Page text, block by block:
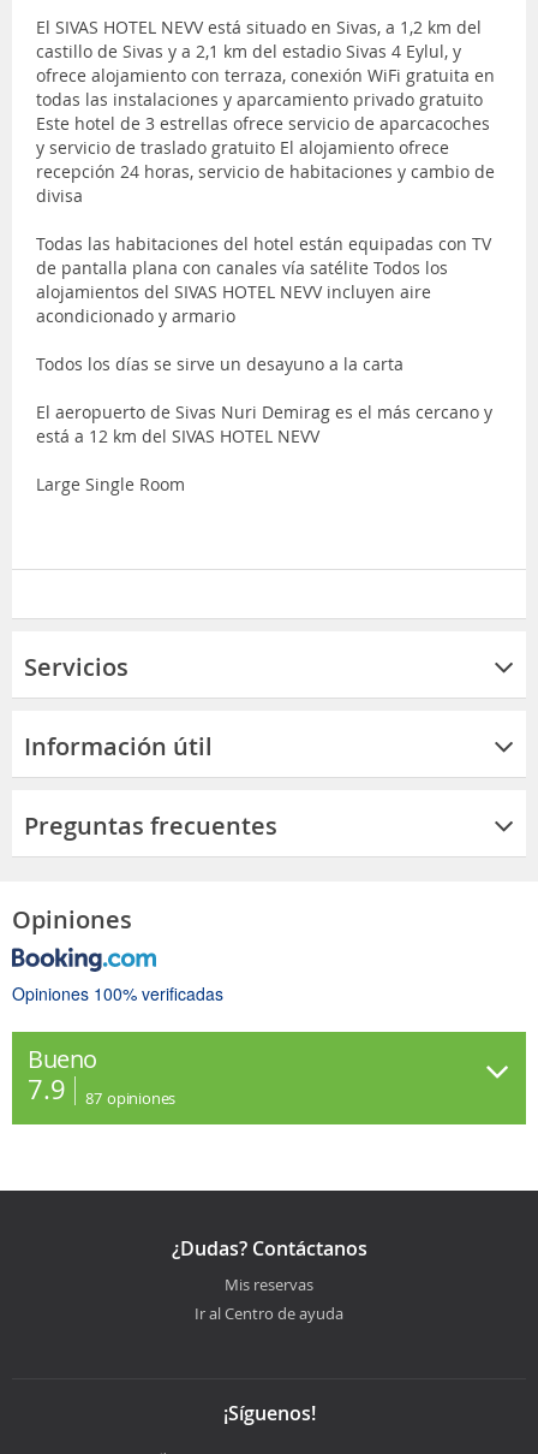
El SIVAS HOTEL NEVV está situado en Sivas, a 1,2 km del
castillo de Sivas y a 2,1 km del estadio Sivas 4 Eylul, y
ofrece alojamiento con terraza, conexión WiFi gratuita en
todas las instalaciones y aparcamiento privado gratuito
Este hotel de 3 estrellas ofrece servicio de aparcacoches
y servicio de traslado gratuito El alojamiento ofrece
recepción 24 horas, servicio de habitaciones y cambio de
divisa
Todas las habitaciones del hotel están equipadas con TV
de pantalla plana con canales vía satélite Todos los
alojamientos del SIVAS HOTEL NEVV incluyen aire
acondicionado y armario
Todos los días se sirve un desayuno a la carta
El aeropuerto de Sivas Nuri Demirag es el más cercano y
está a 12 km del SIVAS HOTEL NEVV
Large Single Room
Servicios
Información útil
Preguntas frecuentes
Opiniones
Opiniones 100% verificadas
Bueno
7.9 87 opiniones
¿Dudas? Contáctanos
Mis reservas
Ir al Centro de ayuda
¡Síguenos!